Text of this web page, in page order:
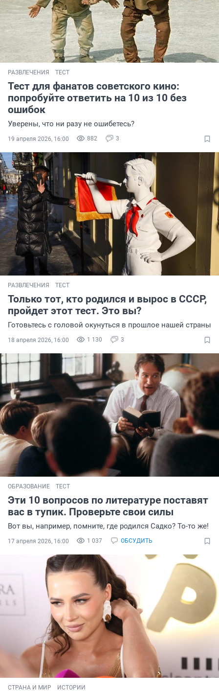
РАЗВЛЕЧЕНИЯ ТЕСТ
Тест для фанатов советского кино:
попробуйте ответить на 10 из 10 без
ошибок
Уверены, что ни разу не ошибетесь?
882 3
19 апреля 2026, 16:00
РАЗВЛЕЧЕНИЯ ТЕСТ
Только тот, кто родился и вырос в СССР,
пройдет этот тест. Это вы?
Готовьтесь с головой окунуться в прошлое нашей страны
1 130 3
18 апреля 2026, 16:00
ОБРАЗОВАНИЕ ТЕСТ
Эти 10 вопросов по литературе поставят
вас в тупик. Проверьте свои силы
Вот вы, например, помните, где родился Садко? То-то же!
1 037 ОБСУДИТЬ
17 апреля 2026, 16:00
СТРАНА И МИР ИСТОРИИ